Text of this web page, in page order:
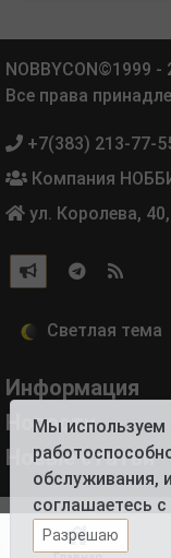
NOBBYCON©1999 -
Все права
+7(383) 213-77-
Компания
ул. Королева,
Информация
Новости
Новые статьи
Мы используем
обслуживания,
соглашаетесь
Разрешаю